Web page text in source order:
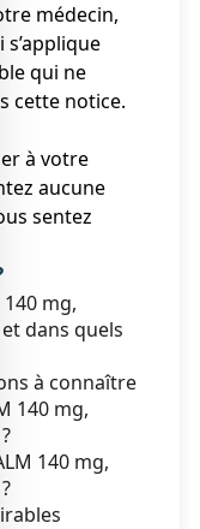
médecin,
s’applique
qui ne
cette notice.
à votre
aucune
sentez
140 mg,
dans quels
à connaître
140 mg,
140 mg,